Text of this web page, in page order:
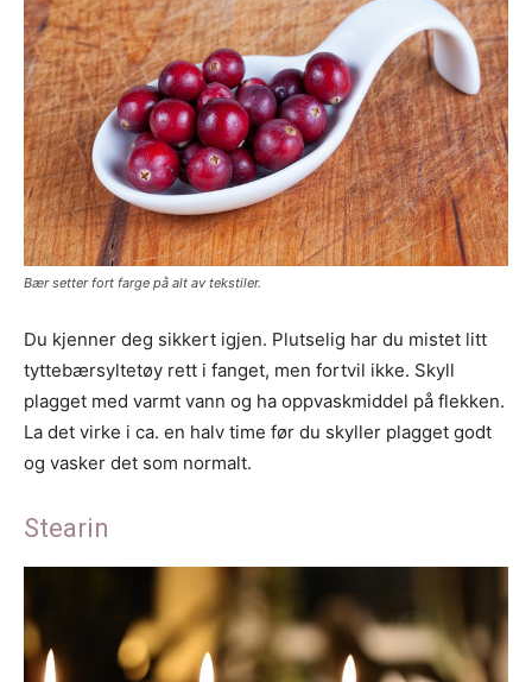
Bær setter fort farge på alt av tekstiler.
Du kjenner deg sikkert igjen. Plutselig har du mistet litt
tyttebærsyltetøy rett i fanget, men fortvil ikke. Skyll
plagget med varmt vann og ha oppvaskmiddel på flekken.
La det virke i ca. en halv time før du skyller plagget godt
og vasker det som normalt.
Stearin